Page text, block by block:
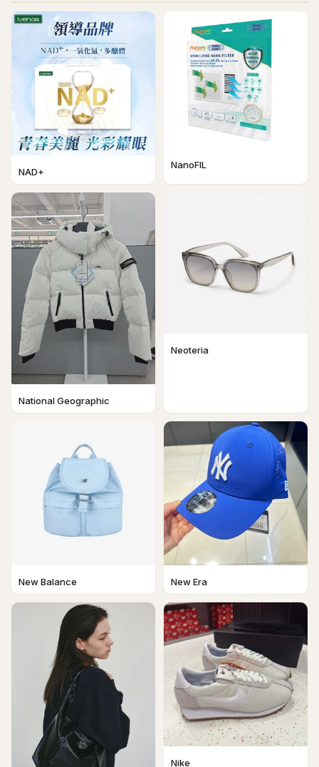
NAD+
NanoFIL
National Geographic
Neoteria
New Balance New Era
Nike